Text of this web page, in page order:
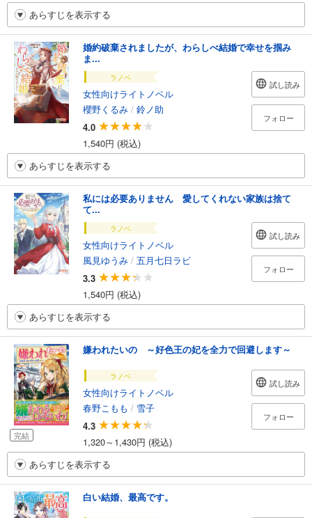
あらすじを表示する
婚約破棄されましたが、わらしべ結婚で幸せを掴み
ま...
ラノベ
女性向けライトノベル
櫻野くるみ / 鈴ノ助
4.0
1,540円 (税込)
試し読み
フォロー
あらすじを表示する
私には必要ありません 愛してくれない家族は捨て
て...
ラノベ
女性向けライトノベル
風見ゆうみ / 五月七日ラビ
3.3
1,540円 (税込)
試し読み
フォロー
あらすじを表示する
完結
嫌われたいの ～好色王の妃を全力で回避します～
ラノベ
女性向けライトノベル
春野こもも / 雪子
4.3
1,320～1,430円 (税込)
試し読み
フォロー
あらすじを表示する
白い結婚、最高です。